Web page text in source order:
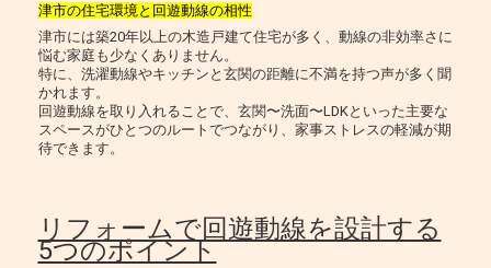
津市の住宅環境と回遊動線の相性
津市には築20年以上の木造戸建て住宅が多く、動線の非効率さに
悩む家庭も少なくありません。
特に、洗濯動線やキッチンと玄関の距離に不満を持つ声が多く聞
かれます。
回遊動線を取り入れることで、玄関〜洗面〜LDKといった主要な
スペースがひとつのルートでつながり、家事ストレスの軽減が期
待できます。
リフォームで回遊動線を設計する
5つのポイント